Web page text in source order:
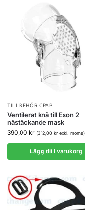
TILLBEHÖR CPAP
Ventilerat knä till Eson 2
nästäckande mask
390,00 kr (312,00 krexkl. moms)
Lägg till i varukorg